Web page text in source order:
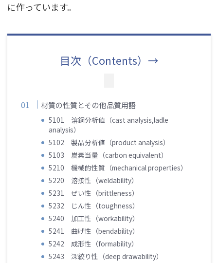
に作っています。
目次（Contents）→
材質の性質とその他品質用語
5101 溶鋼分析値（cast analysis,ladle
analysis）
5102 製品分析値（product analysis）
5103 炭素当量（carbon equivalent）
5210 機械的性質（mechanical properties）
5220 溶接性（weldability）
5231 ぜい性（brittleness）
5232 じん性（toughness）
5240 加工性（workability）
5241 曲げ性（bendability）
5242 成形性（formability）
5243 深絞り性（deep drawability）